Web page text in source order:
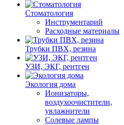
Стоматология
Инструментарий
Расходные материалы
Трубки ПВХ, резина
УЗИ, ЭКГ, рентген
Экология дома
Ионизаторы,
воздухоочистители,
увлажнители
Солевые лампы